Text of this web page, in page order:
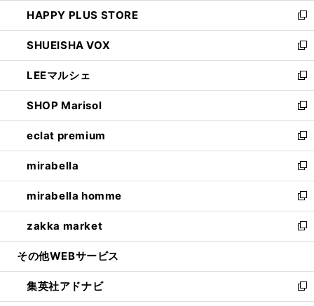
ド
ウ
で
開
く
ィ
ン
ド
ウ
で
開
く
し
い
ウ
ィ
ン
ド
ウ
で
開
く
HAPPY PLUS STORE
新
し
い
ウ
ィ
ン
ド
ウ
で
開
く
SHUEISHA VOX
新
し
い
ウ
ィ
ン
ド
ウ
で
開
く
LEEマルシェ
新
し
い
ウ
ィ
ン
ド
ウ
で
開
く
SHOP Marisol
新
し
い
ウ
ィ
ン
ド
ウ
で
開
eclat premium
新
し
い
ウ
ィ
ン
ド
ウ
開
く
mirabella
新
し
い
ウ
ィ
ン
ウ
で
開
mirabella homme
新
し
い
ウ
ン
ド
ウ
zakka market
新
し
ウ
ィ
ン
その他WEBサービス
集英社アドナビ
新
し